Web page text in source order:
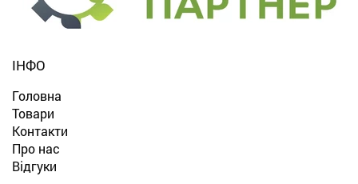
ІНФО
Головна
Товари
Контакти
Про нас
Відгуки